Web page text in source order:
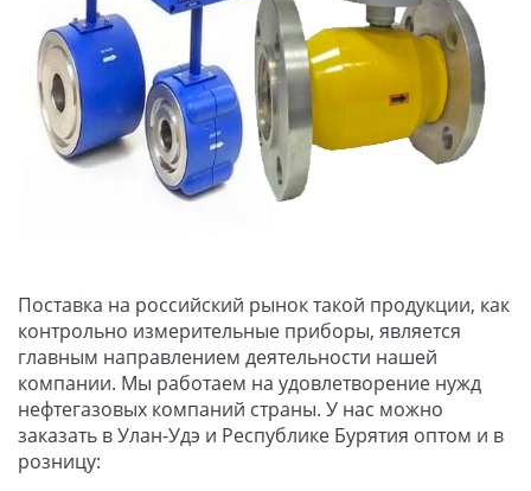
Поставка на российский рынок такой продукции, как
контрольно измерительные приборы, является
главным направлением деятельности нашей
компании. Мы работаем на удовлетворение нужд
нефтегазовых компаний страны. У нас можно
заказать в Улан-Удэ и Республике Бурятия оптом и в
розницу: